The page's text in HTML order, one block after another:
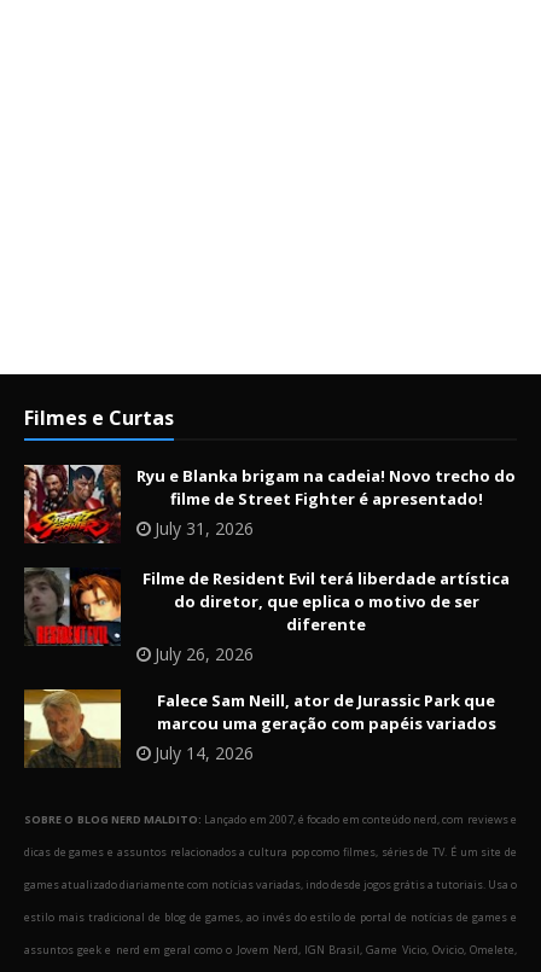
Filmes e Curtas
Ryu e Blanka brigam na cadeia! Novo trecho do
filme de Street Fighter é apresentado!
July 31, 2026
Filme de Resident Evil terá liberdade artística
do diretor, que eplica o motivo de ser
diferente
July 26, 2026
Falece Sam Neill, ator de Jurassic Park que
marcou uma geração com papéis variados
July 14, 2026
SOBRE O BLOG NERD MALDITO: Lançado em 2007, é focado em conteúdo nerd, com reviews e
dicas de games e assuntos relacionados a cultura pop como filmes, séries de TV. É um site de
games atualizado diariamente com notícias variadas, indo desde jogos grátis a tutoriais. Usa o
estilo mais tradicional de blog de games, ao invés do estilo de portal de notícias de games e
assuntos geek e nerd em geral como o Jovem Nerd, IGN Brasil, Game Vicio, Ovicio, Omelete,